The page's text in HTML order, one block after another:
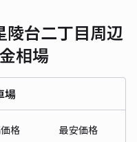
陵台二丁目周辺
相場
場
格 最安価格